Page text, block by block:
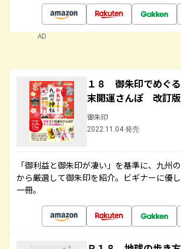
AD
１８ 御朱印でめぐ
末開運さんぽ 改訂版
御朱印
2022.11.04 発売
「御利益と御朱印が凄い」を基準に、九州
から厳選して御朱印を紹介。ビギナーに優
一冊。